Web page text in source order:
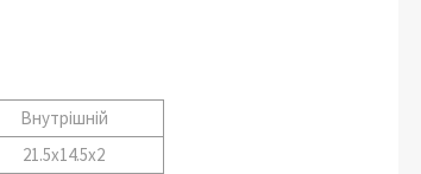
Внутрішній
21.5x14.5x2